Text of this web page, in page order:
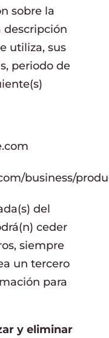
sobre la
descripción
utiliza, sus
periodo de
business/
del
ceder
siempre
un tercero
para
y eliminar